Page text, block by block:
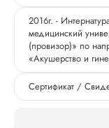
2016г. -
медицинский
(провизор)» по
«Акушерство и
Сертификат /